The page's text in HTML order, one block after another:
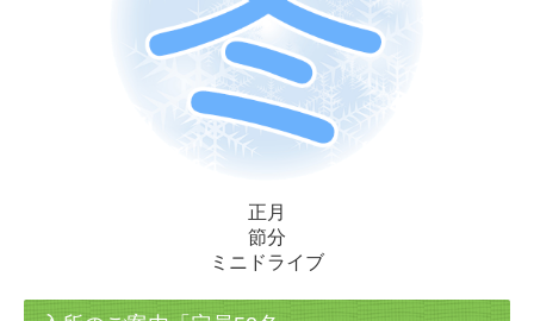
正月
節分
ミニドライブ